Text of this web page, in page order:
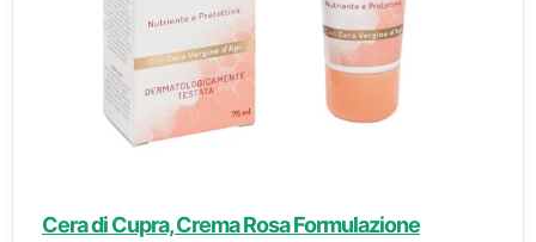
Cera di Cupra, Crema Rosa Formulazione